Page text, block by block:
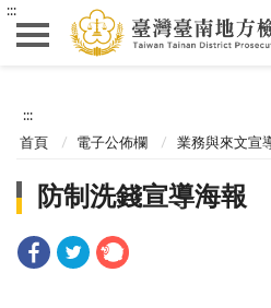
:::
:::
首頁 電子公佈欄 業務與來文宣
防制洗錢宣導海報